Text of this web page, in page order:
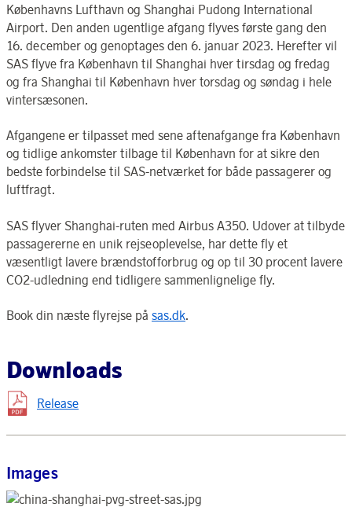
Københavns Lufthavn og Shanghai Pudong International
Airport. Den anden ugentlige afgang flyves første gang den
16. december og genoptages den 6. januar 2023. Herefter vil
SAS flyve fra København til Shanghai hver tirsdag og fredag
og fra Shanghai til København hver torsdag og søndag i hele
vintersæsonen.
Afgangene er tilpasset med sene aftenafgange fra København
og tidlige ankomster tilbage til København for at sikre den
bedste forbindelse til SAS-netværket for både passagerer og
luftfragt.
SAS flyver Shanghai-ruten med Airbus A350. Udover at tilbyde
passagererne en unik rejseoplevelse, har dette fly et
væsentligt lavere brændstofforbrug og op til 30 procent lavere
CO2-udledning end tidligere sammenlignelige fly.
Book din næste flyrejse på sas.dk.
Downloads
Release
Images